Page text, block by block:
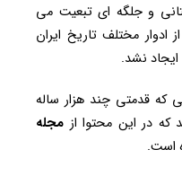
و جلگه ای تبعیت می
مختلف تاریخ ایران
ایجاد نشد.
که قدمتی چند هزار ساله
که در این محتوا از مجله
است.